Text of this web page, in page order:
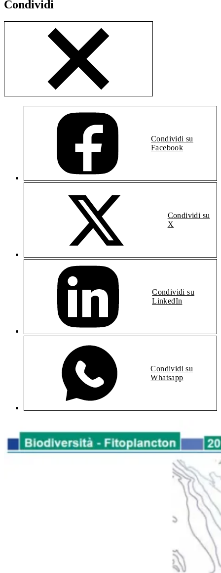
Condividi
Condividi su
Facebook
Condividi su
X
Condividi su
LinkedIn
Condividi su
Whatsapp